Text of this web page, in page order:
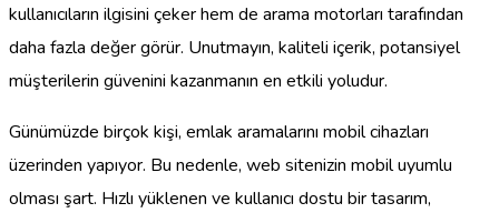
kullanıcıların ilgisini çeker hem de arama motorları tarafından
daha fazla değer görür. Unutmayın, kaliteli içerik, potansiyel
müşterilerin güvenini kazanmanın en etkili yoludur.
Günümüzde birçok kişi, emlak aramalarını mobil cihazları
üzerinden yapıyor. Bu nedenle, web sitenizin mobil uyumlu
olması şart. Hızlı yüklenen ve kullanıcı dostu bir tasarım,